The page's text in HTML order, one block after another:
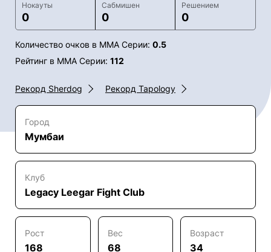
Нокауты
0
Сабмишен
0
Решением
0
Количество очков в ММА Серии: 0.5
Рейтинг в ММА Серии: 112
Рекорд Sherdog Рекорд Tapology
Город
Мумбаи
Клуб
Legacy Leegar Fight Club
Рост
168
Вес
68
Возраст
34